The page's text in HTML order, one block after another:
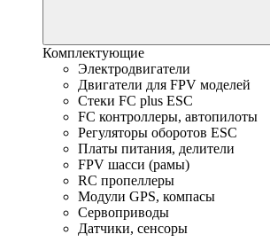
Комплектующие
Электродвигатели
Двигатели для FPV моделей
Стеки FC plus ESC
FC контроллеры, автопилоты
Регуляторы оборотов ESC
Платы питания, делители
FPV шасси (рамы)
RC пропеллеры
Модули GPS, компасы
Сервоприводы
Датчики, сенсоры